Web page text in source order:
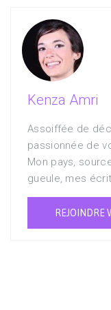
Kenza Amri
Assoiffée de
passionnée de
Mon pays,
gueule, mes
REJOINDRE